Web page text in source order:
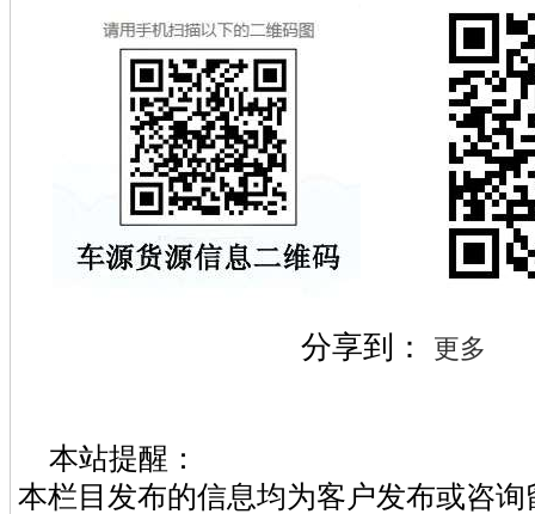
分享到： 更多
本站提醒：
本栏目发布的信息均为客户发布或咨